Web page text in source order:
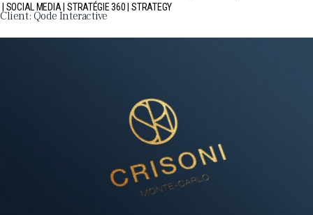
SOCIAL MEDIA STRATÉGIE 360 STRATEGY
Client: Qode Interactive